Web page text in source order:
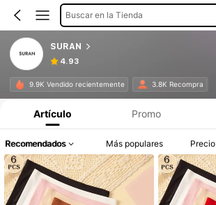
Buscar en la Tienda
SURAN
4.93
9.9K Vendido recientemente 3.8K Recompra
Artículo Promo
Recomendados Más populares Precio